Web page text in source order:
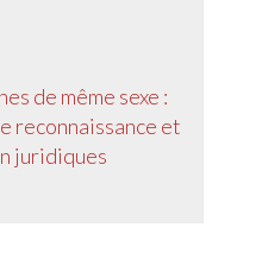
de même sexe :
reconnaissance et
juridiques